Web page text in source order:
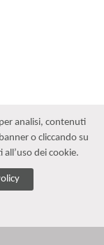
analisi, contenuti
o cliccando su
dei cookie.